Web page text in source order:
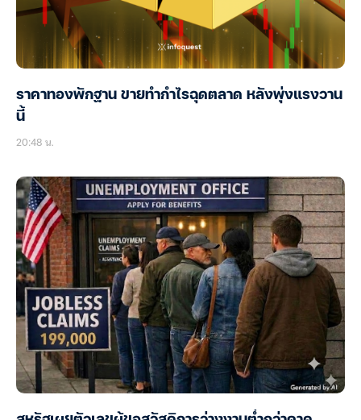
ฮอร์มุซ
ราคาทองพักฐาน ขายทำกำไรฉุดตลาด หลังพุ่งแรงวาน
20:48 น.